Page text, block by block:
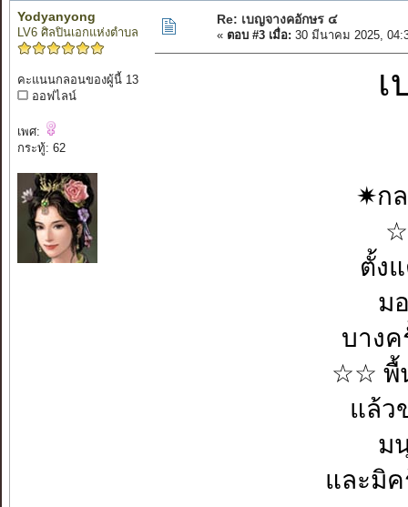
Yodyanyong
LV6 ศิลปินเอกแห่งตำบล
คะแนนกลอนของผู้นี้ 13
ออฟไลน์
เพศ:
กระทู้: 62
Re: เบญจางคอักษร ๔
« ตอบ #3 เมื่อ: 30 มีนาคม 2025,
✷ก
☆
ตั้ง
ม
บาง
☆☆ พื้
แล้ว
ม
และมิ